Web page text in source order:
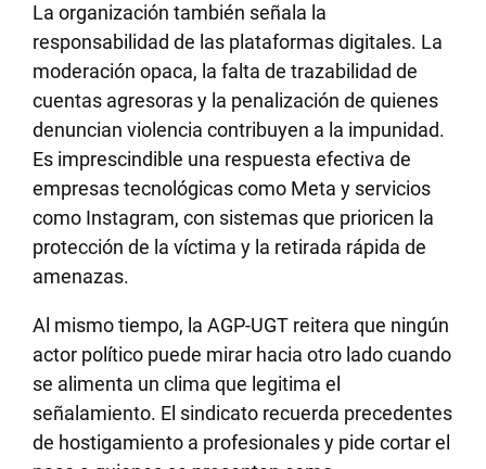
La organización también señala la
responsabilidad de las plataformas digitales. La
moderación opaca, la falta de trazabilidad de
cuentas agresoras y la penalización de quienes
denuncian violencia contribuyen a la impunidad.
Es imprescindible una respuesta efectiva de
empresas tecnológicas como Meta y servicios
como Instagram, con sistemas que prioricen la
protección de la víctima y la retirada rápida de
amenazas.
Al mismo tiempo, la AGP-UGT reitera que ningún
actor político puede mirar hacia otro lado cuando
se alimenta un clima que legitima el
señalamiento. El sindicato recuerda precedentes
de hostigamiento a profesionales y pide cortar el